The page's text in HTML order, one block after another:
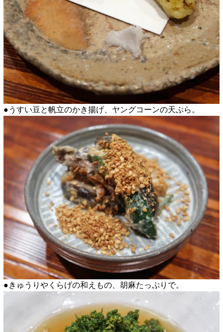
●うすい豆と帆立のかき揚げ、ヤングコーンの天ぷら。
●きゅうりやくらげの和えもの、胡麻たっぷりで。